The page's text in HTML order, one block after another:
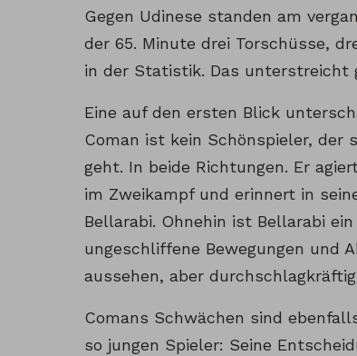
Gegen Udinese standen am
der 65. Minute drei Torschüsse,
in der Statistik. Das unterstreicht
Eine auf den ersten Blick
Coman ist kein Schönspieler, der
geht. In beide Richtungen. Er
im Zweikampf und erinnert in
Bellarabi. Ohnehin ist Bellarabi
ungeschliffene Bewegungen und
aussehen, aber
Comans Schwächen sind
so jungen Spieler: Seine